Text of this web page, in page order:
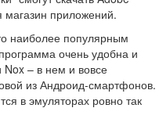
приложений.
наиболее популярным
очень удобна и
Nox – в нем и вовсе
из Андроид-смартфонов.
в эмуляторах ровно так